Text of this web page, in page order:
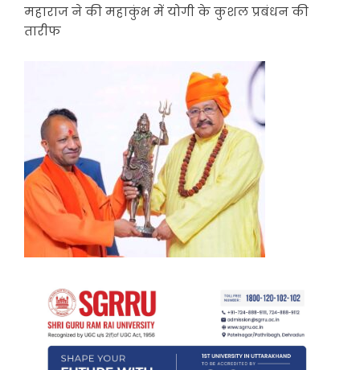
महाराज ने की महाकुंभ में योगी के कुशल प्रबंधन की
तारीफ